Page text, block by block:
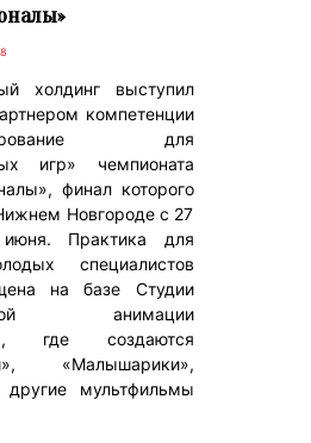
холдинг выступил
компетенции
для
игр» чемпионата
финал которого
Новгороде с 27
Практика для
специалистов
на базе Студии
анимации
где создаются
«Малышарики»,
мультфильмы